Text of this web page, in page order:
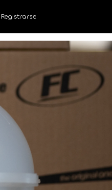
Registrarse